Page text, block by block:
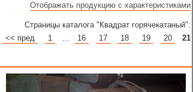
Отображать продукцию с характеристиками
Страницы каталога "Квадрат горячекатаный":
<< пред
1 ... 16 17 18 19 20 21